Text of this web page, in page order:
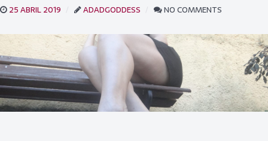
25 ABRIL 2019 ADADGODDESS NO COMMENTS